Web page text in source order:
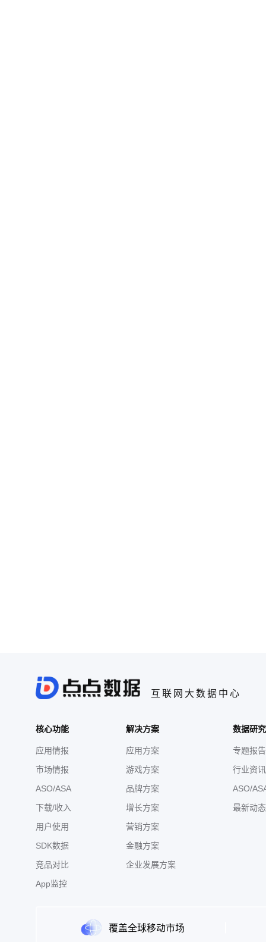
互联网大数据中心
核心功能
应用情报
市场情报
ASO/ASA
下载/收入
用户使用
SDK数据
竞品对比
App监控
解决方案
应用方案
游戏方案
品牌方案
增长方案
营销方案
金融方案
企业发展方案
数据研
专题报告
行业资讯
ASO/
最新动态
覆盖全球移动市场